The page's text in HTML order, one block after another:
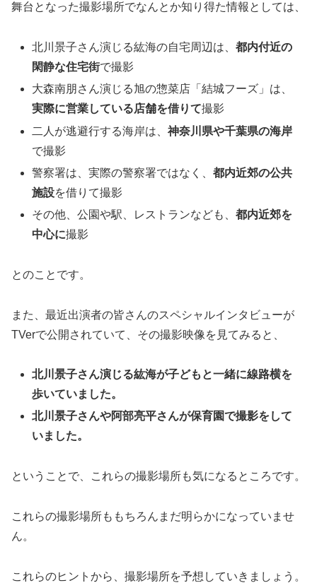
舞台となった撮影場所でなんとか知り得た情報としては、
北川景子さん演じる紘海の自宅周辺は、都内付近の
閑静な住宅街で撮影
大森南朋さん演じる旭の惣菜店「結城フーズ」は、
実際に営業している店舗を借りて撮影
二人が逃避行する海岸は、神奈川県や千葉県の海岸
で撮影
警察署は、実際の警察署ではなく、都内近郊の公共
施設を借りて撮影
その他、公園や駅、レストランなども、都内近郊を
中心に撮影
とのことです。
また、最近出演者の皆さんのスペシャルインタビューが
TVerで公開されていて、その撮影映像を見てみると、
北川景子さん演じる紘海が子どもと一緒に線路横を
歩いていました。
北川景子さんや阿部亮平さんが保育園で撮影をして
いました。
ということで、これらの撮影場所も気になるところです。
これらの撮影場所ももちろんまだ明らかになっていませ
ん。
これらのヒントから、撮影場所を予想していきましょう。